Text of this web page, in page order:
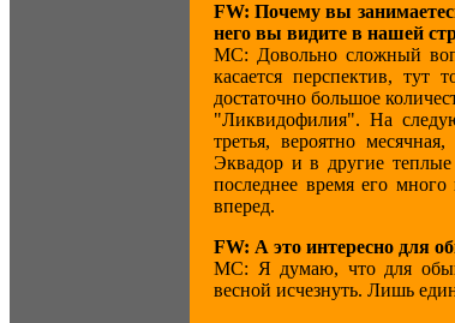
FW: Почему вы
него вы видите в нашей
МС: Довольно сложный
касается перспектив,
достаточно большое
"Ликвидофилия". На
третья, вероятно
Эквадор и в другие
последнее время его
вперед.
FW: А это интересно для
МС: Я думаю, что для
весной исчезнуть. Лишь